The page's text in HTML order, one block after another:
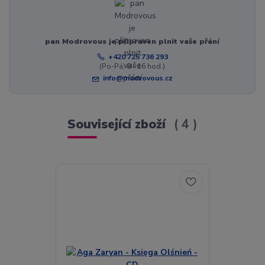
pan Modrovous je připraven plnit vaše přání
+420 725 736 293
(Po-Pá, 8 - 16 hod.)
info@modrovous.cz
Související zboží 4